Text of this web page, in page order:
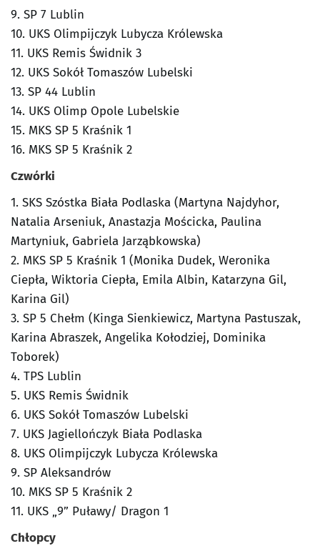
9. SP 7 Lublin
10. UKS Olimpijczyk Lubycza Królewska
11. UKS Remis Świdnik 3
12. UKS Sokół Tomaszów Lubelski
13. SP 44 Lublin
14. UKS Olimp Opole Lubelskie
15. MKS SP 5 Kraśnik 1
16. MKS SP 5 Kraśnik 2
Czwórki
1. SKS Szóstka Biała Podlaska (Martyna Najdyhor,
Natalia Arseniuk, Anastazja Mościcka, Paulina
Martyniuk, Gabriela Jarząbkowska)
2. MKS SP 5 Kraśnik 1 (Monika Dudek, Weronika
Ciepła, Wiktoria Ciepła, Emila Albin, Katarzyna Gil,
Karina Gil)
3. SP 5 Chełm (Kinga Sienkiewicz, Martyna Pastuszak,
Karina Abraszek, Angelika Kołodziej, Dominika
Toborek)
4. TPS Lublin
5. UKS Remis Świdnik
6. UKS Sokół Tomaszów Lubelski
7. UKS Jagiellończyk Biała Podlaska
8. UKS Olimpijczyk Lubycza Królewska
9. SP Aleksandrów
10. MKS SP 5 Kraśnik 2
11. UKS „9” Puławy/ Dragon 1
Chłopcy